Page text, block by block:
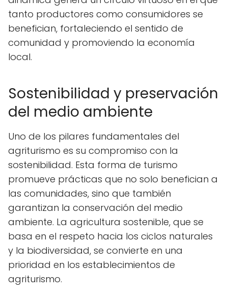
tanto productores como consumidores se
benefician, fortaleciendo el sentido de
comunidad y promoviendo la economía
local.
Sostenibilidad y preservación
del medio ambiente
Uno de los pilares fundamentales del
agriturismo es su compromiso con la
sostenibilidad. Esta forma de turismo
promueve prácticas que no solo benefician a
las comunidades, sino que también
garantizan la conservación del medio
ambiente. La agricultura sostenible, que se
basa en el respeto hacia los ciclos naturales
y la biodiversidad, se convierte en una
prioridad en los establecimientos de
agriturismo.